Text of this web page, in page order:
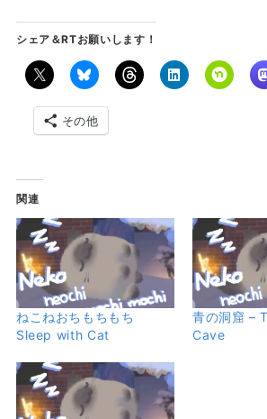
シェア＆RTお願いします！
その他
関連
ねこねおちもちもち
Sleep with Cat
青の洞窟 –
Cave